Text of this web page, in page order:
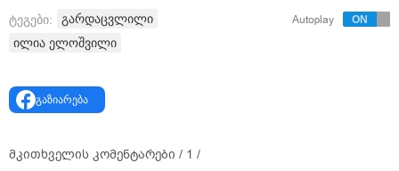
მან ჟურნალისტებს ელოშვილის სახლთან განუცხადა,
სადაც ექსპერტ-კრიმინალისტები საგამოძიებო
„დანაშაულის ნიშნები არ არის, სუიციდთან გვაქვს
საქმე“, - განაცხადა ავთანდილ გალდავამ.
ეროვნულ ბიუროში გადაასვენეს.
ტეგები:
გარდაცვლილი
ილია ელოშვილი
Autoplay
გაზიარება
მკითხველის კომენტარები / 1 /